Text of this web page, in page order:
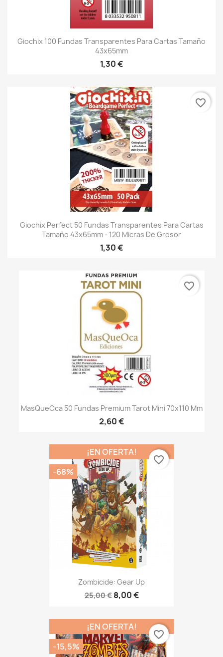
Giochix 100 Fundas Transparentes Para Cartas Tamaño
43x65mm
1,30 €
Giochix Perfect 50 Fundas Transparentes Para Cartas
Tamaño 43x65mm - 120 Micras De Grosor
1,30 €
favorite_border
MasQueOca 50 Fundas Premium Tarot Mini 70x110 Mm
2,60 €
favorite_border
Zombicide: Gear Up
25,00 € 8,00 €
¡EN OFERTA!
-68%
favorite_border
¡EN OFERTA!
-15,5%
favorite_border